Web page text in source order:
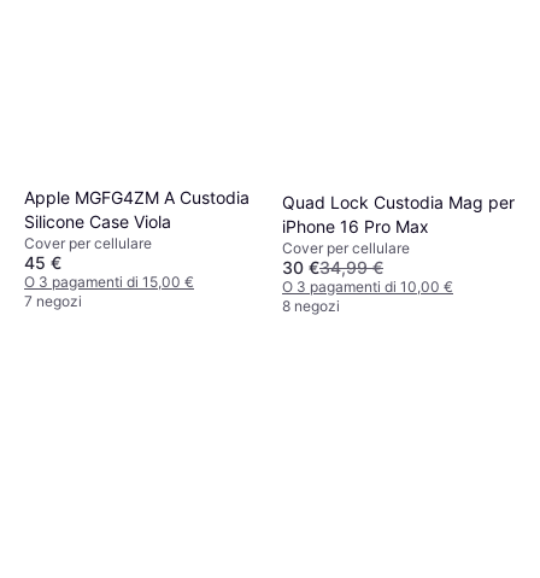
Apple MGFG4ZM A Custodia
Silicone Case Viola
Cover per cellulare
45 €
O 3 pagamenti di 15,00 €
7 negozi
Quad Lock Custodia Mag per
iPhone 16 Pro Max
Cover per cellulare
30 €34,99 €
O 3 pagamenti di 10,00 €
8 negozi